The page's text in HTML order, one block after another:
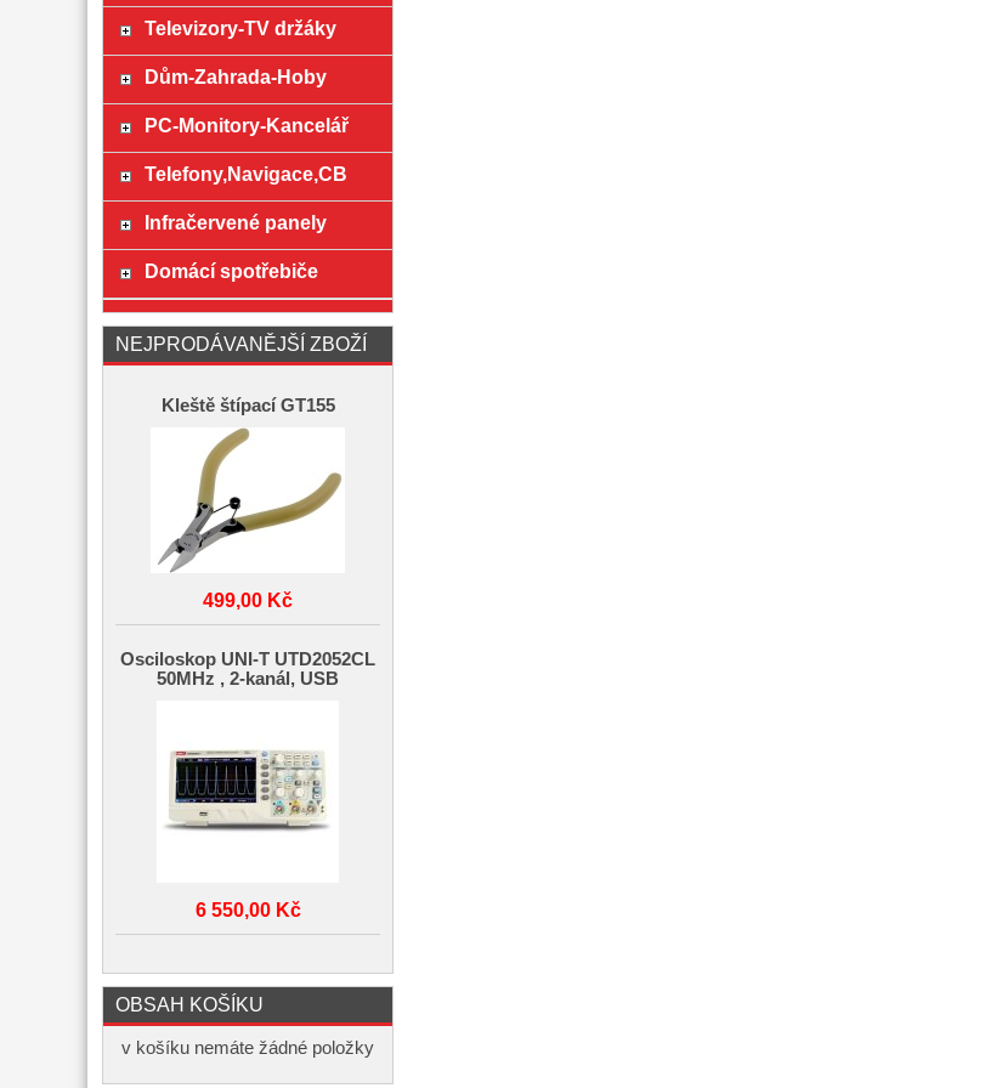
Televizory-TV držáky
Dům-Zahrada-Hoby
PC-Monitory-Kancelář
Telefony,Navigace,CB
Infračervené panely
Domácí spotřebiče
NEJPRODÁVANĚJŠÍ ZBOŽÍ
Kleště štípací GT155
499,00 Kč
Osciloskop UNI-T UTD2052CL
50MHz , 2-kanál, USB
6 550,00 Kč
OBSAH KOŠÍKU
v košíku nemáte žádné položky